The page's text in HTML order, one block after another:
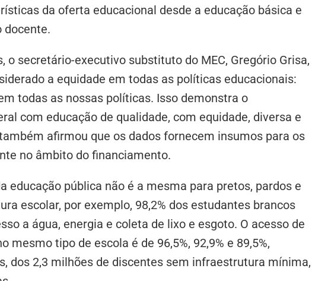
da oferta educacional desde a educação básica e
docente.
o secretário-executivo substituto do MEC, Gregório Grisa,
a equidade em todas as políticas educacionais:
todas as nossas políticas. Isso demonstra o
com educação de qualidade, com equidade, diversa e
afirmou que os dados fornecem insumos para os
no âmbito do financiamento.
educação pública não é a mesma para pretos, pardos e
escolar, por exemplo, 98,2% dos estudantes brancos
a água, energia e coleta de lixo e esgoto. O acesso de
mesmo tipo de escola é de 96,5%, 92,9% e 89,5%,
dos 2,3 milhões de discentes sem infraestrutura mínima,